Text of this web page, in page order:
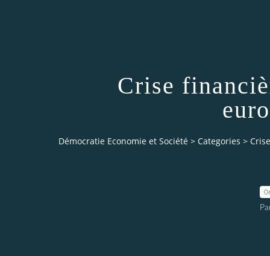
Crise
Démocratie Economie et Société > Categories >